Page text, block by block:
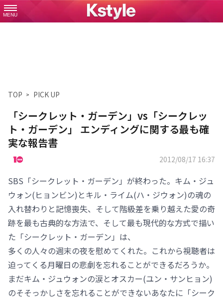
MENU
TOP PICK UP
「シークレット・ガーデン」vs「シークレッ
ト・ガーデン」 エンディングに関する最も確
実な報告書
2012/08/17 16:37
SBS「シークレット・ガーデン」が終わった。キム・ジュ
ウォン(ヒョンビン)とキル・ライム(ハ・ジウォン)の魂の
入れ替わりと記憶喪失、そして階級差を乗り越えた愛の奇
跡を最も古典的な方法で、そして最も現代的な方式で描い
た「シークレット・ガーデン」は、
多くの人々の週末の夜を慰めてくれた。これから視聴者は
迫ってくる月曜日の悲劇を忘れることができるだろうか。
まだキム・ジュウォンの涙とオスカー(ユン・サンヒョン)
のそそっかしさを忘れることができないあなたに「シーク